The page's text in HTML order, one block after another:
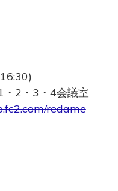
・2・3・4会議室
redame